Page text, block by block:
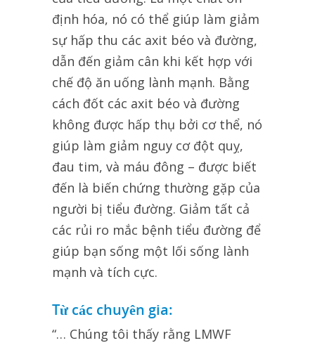
định hóa, nó có thể giúp làm giảm
sự hấp thu các axit béo và đường,
dẫn đến giảm cân khi kết hợp với
chế độ ăn uống lành mạnh. Bằng
cách đốt các axit béo và đường
không được hấp thụ bởi cơ thể, nó
giúp làm giảm nguy cơ đột quỵ,
đau tim, và máu đông – được biết
đến là biến chứng thường gặp của
người bị tiểu đường. Giảm tất cả
các rủi ro mắc bệnh tiểu đường để
giúp bạn sống một lối sống lành
mạnh và tích cực.
Từ các chuyên gia:
“… Chúng tôi thấy rằng LMWF